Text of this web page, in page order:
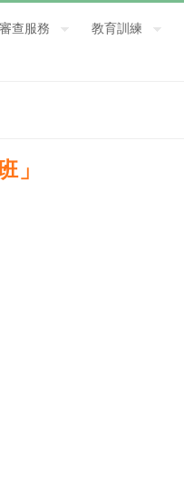
審查服務 教育訓練
」